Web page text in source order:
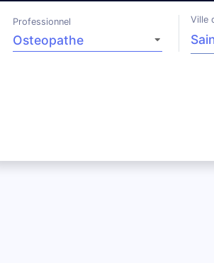
Professionnel Ville